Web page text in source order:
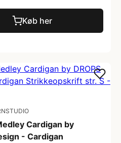
Køb her
Cardigan by
- Cardigan